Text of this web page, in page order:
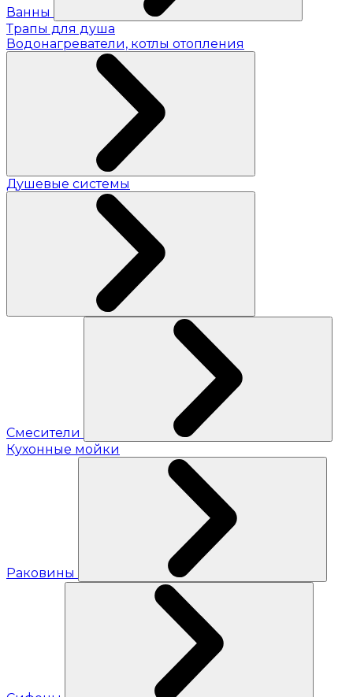
Ванны
Трапы для душа
Водонагреватели, котлы отопления
Душевые системы
Смесители
Кухонные мойки
Раковины